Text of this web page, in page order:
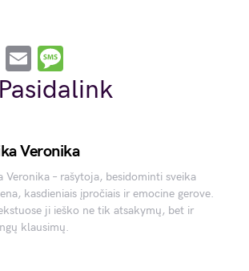
Copy
Link
Email
Veronika
Veronika – rašytoja, besidominti sveika
kasdieniais įpročiais ir emocine gerove.
ji ieško ne tik atsakymų, bet ir
klausimų.